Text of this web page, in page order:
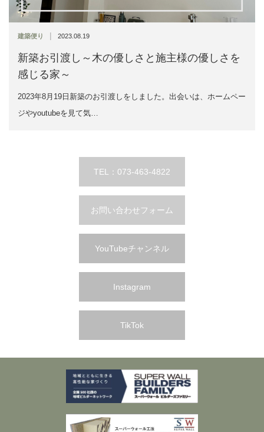
建築便り | 2023.08.19
新築お引渡し～木の優しさと施主様の優しさを
感じる家～
2023年8月19日新築のお引渡しをしました。出会いは、ホームペー
ジやyoutubeを見て気…
TEL：073-463-4822
お問い合わせフォーム
YouTubeチャンネル
Instagram
TikTok